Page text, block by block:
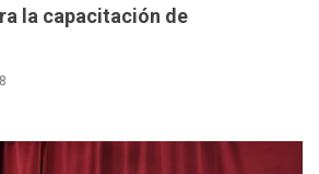
la capacitación de